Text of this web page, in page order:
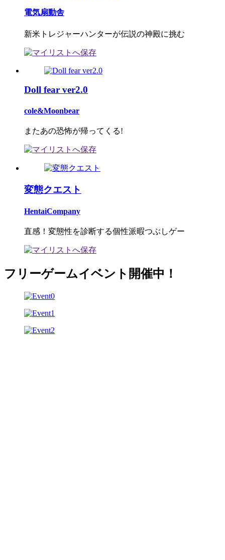
電気扇動舎
新米トレジャーハンターが伝説の神殿に挑む
Doll fear ver2.0
cole&Moonbear
またあの恐怖が帰ってくる!
変態クエスト
HentaiCompany
直感！変態性を診断する個性派暇つぶしゲー
フリーゲームイベント開催中！